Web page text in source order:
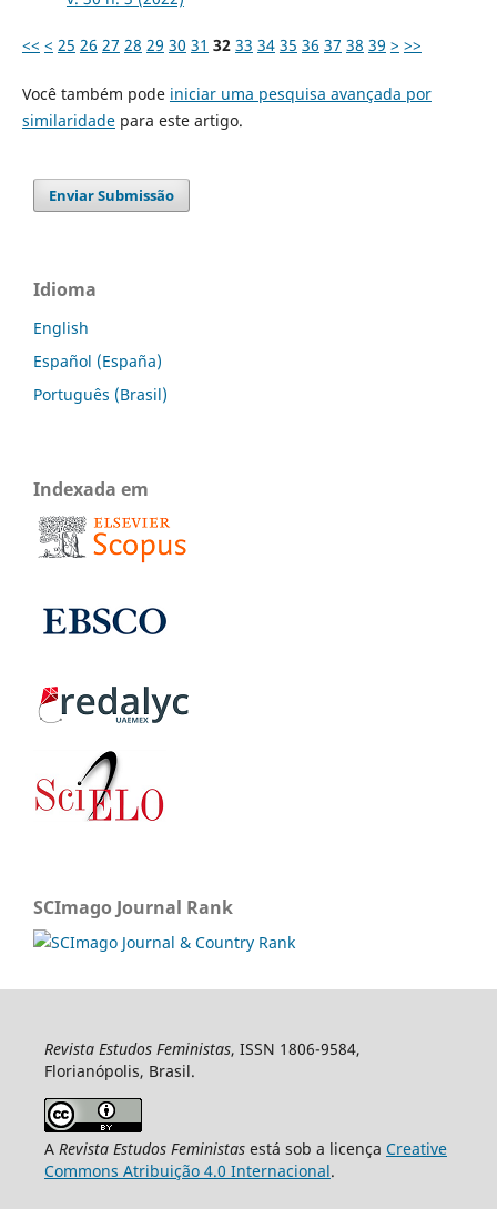
<< < 25 26 27 28 29 30 31 32 33 34 35 36 37 38 39 > >>
Você também pode iniciar uma pesquisa avançada por
similaridadepara este artigo.
Enviar Submissão
Idioma
English
Español (España)
Português (Brasil)
Indexada em
SCImago Journal Rank
Revista Estudos Feministas, ISSN 1806-9584,
Florianópolis, Brasil.
A Revista Estudos Feministasestá sob a licença Creative
Commons Atribuição 4.0 Internacional.